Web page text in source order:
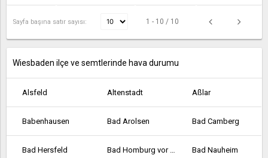
Sayfa başına satır sayısı: 1 - 10 / 10
Wiesbaden ilçe ve semtlerinde hava durumu
Alsfeld Altenstadt Aßlar
Babenhausen Bad Arolsen Bad Camberg
Bad Hersfeld Bad Homburg vor der Höhe Bad Nauheim